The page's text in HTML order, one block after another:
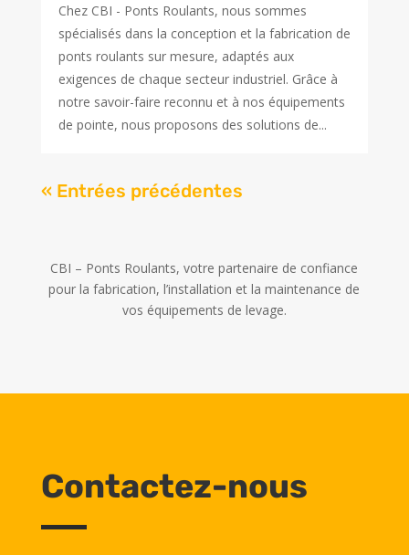
Chez CBI - Ponts Roulants, nous sommes
spécialisés dans la conception et la fabrication de
ponts roulants sur mesure, adaptés aux
exigences de chaque secteur industriel. Grâce à
notre savoir-faire reconnu et à nos équipements
de pointe, nous proposons des solutions de...
« Entrées précédentes
CBI – Ponts Roulants, votre partenaire de confiance
pour la fabrication, l’installation et la maintenance de
vos équipements de levage.
Contactez-nous